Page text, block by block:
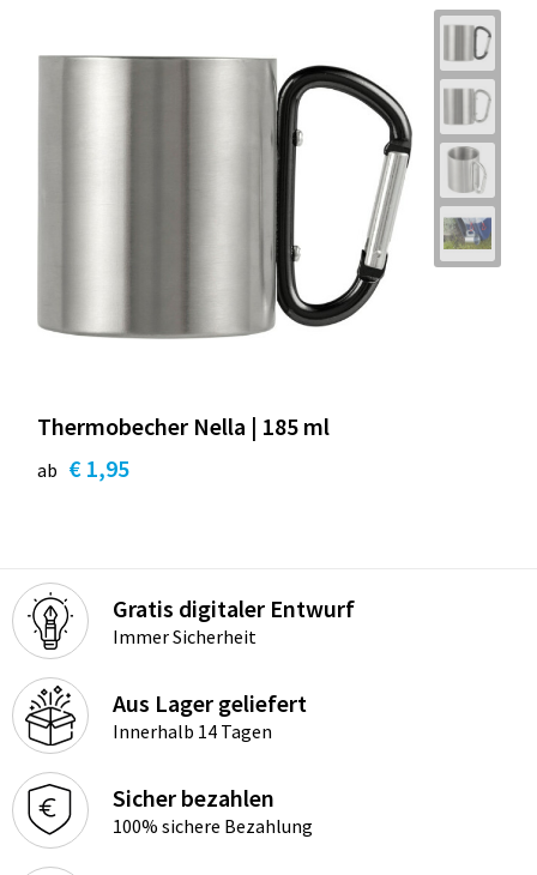
Thermobecher Nella | 185 ml
ab € 1,95
Gratis digitaler Entwurf
Immer Sicherheit
Aus Lager geliefert
Innerhalb 14 Tagen
Sicher bezahlen
100% sichere Bezahlung